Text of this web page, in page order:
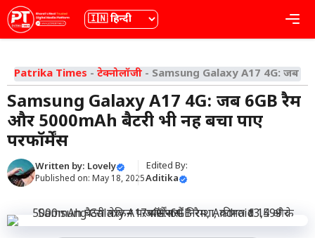
Skip
to
content
भाषा
Patrika Times - टेक्नोलॉजी - Samsung Galaxy A17 4G: जब
Samsung Galaxy A17 4G: जब 6GB रैम
और 5000mAh बैटरी भी नहीं बचा पाए
परफॉर्मेंस
Written by: Lovely
Published on: May 18, 2025
Edited By:
Aditika